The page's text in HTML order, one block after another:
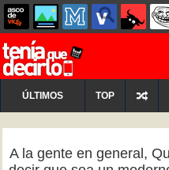
ÚLTIMOS TOP
A la gente en general,